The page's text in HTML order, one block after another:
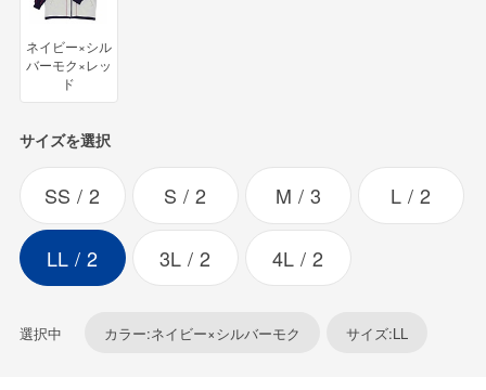
ネイビー×シル
バーモク×レッ
ド
サイズを選択
SS 2 S 2 M 3 L 2
LL 2 3L 2 4L 2
選択中 カラー:ネイビー×シルバーモク サイズ:LL